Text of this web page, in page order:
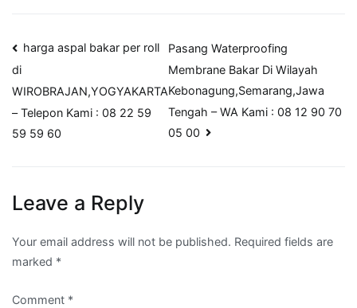
Post
navigation
harga aspal bakar per roll
di
WIROBRAJAN,YOGYAKARTA
– Telepon Kami : 08 22 59
59 59 60
Pasang Waterproofing
Membrane Bakar Di Wilayah
Kebonagung,Semarang,Jawa
Tengah – WA Kami : 08 12 90 70
05 00
Leave a Reply
Your email address will not be published. Required fields are
marked *
Comment *